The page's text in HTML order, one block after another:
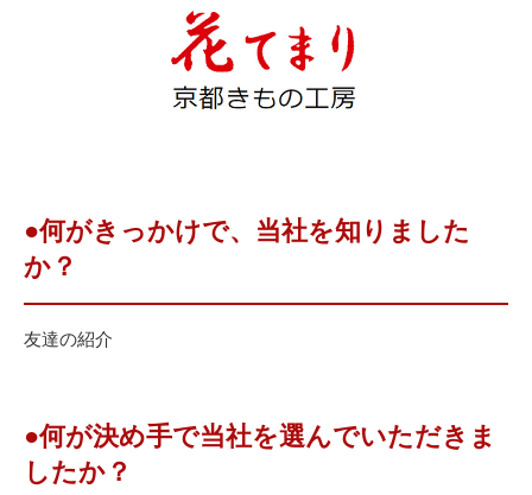
●何がきっかけで、当社を知りました
か？
友達の紹介
●何が決め手で当社を選んでいただきま
したか？